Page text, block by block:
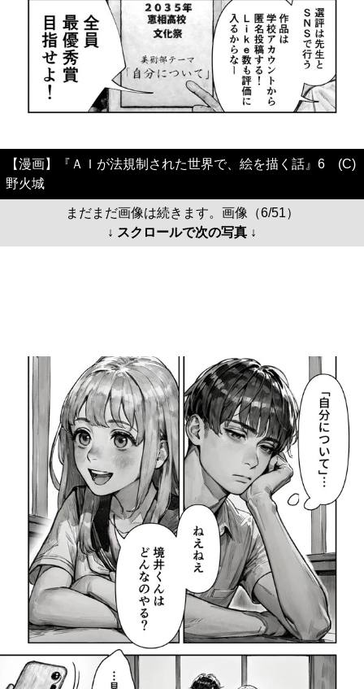
【漫画】『ＡＩが法規制された世界で、絵を描く話』6 (C)
野火城
まだまだ画像は続きます。画像（6/51）
↓ スクロールで次の写真 ↓